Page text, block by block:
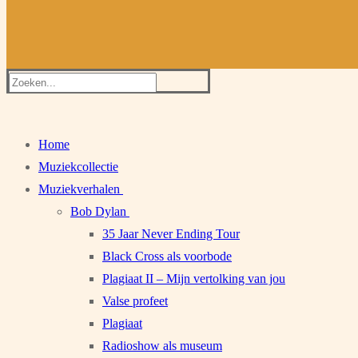
Zoeken
Home
Muziekcollectie
Muziekverhalen
Bob Dylan
35 Jaar Never Ending Tour
Black Cross als voorbode
Plagiaat II – Mijn vertolking van jou
Valse profeet
Plagiaat
Radioshow als museum